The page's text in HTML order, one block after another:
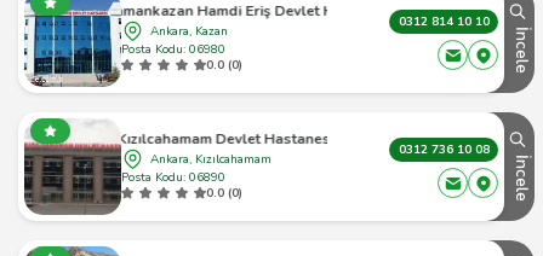
Kahramankazan Hamdi Eriş Devlet Hastanesi
Ankara, Kazan
Posta Kodu: 06980
0.0 (0)
0312 814 10 10
İncele
Kızılcahamam Devlet Hastanesi
Ankara, Kızılcahamam
Posta Kodu: 06890
0.0 (0)
0312 736 10 08
İncele